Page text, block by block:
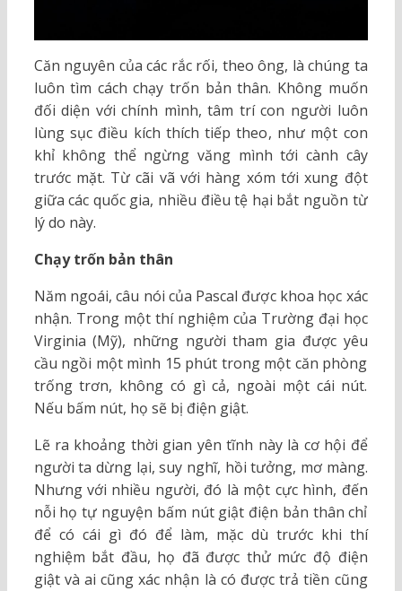
Căn nguyên của các rắc rối, theo ông, là chúng ta
luôn tìm cách chạy trốn bản thân. Không muốn
đối diện với chính mình, tâm trí con người luôn
lùng sục điều kích thích tiếp theo, như một con
khỉ không thể ngừng văng mình tới cành cây
trước mặt. Từ cãi vã với hàng xóm tới xung đột
giữa các quốc gia, nhiều điều tệ hại bắt nguồn từ
lý do này.
Chạy trốn bản thân
Năm ngoái, câu nói của Pascal được khoa học xác
nhận. Trong một thí nghiệm của Trường đại học
Virginia (Mỹ), những người tham gia được yêu
cầu ngồi một mình 15 phút trong một căn phòng
trống trơn, không có gì cả, ngoài một cái nút.
Nếu bấm nút, họ sẽ bị điện giật.
Lẽ ra khoảng thời gian yên tĩnh này là cơ hội để
người ta dừng lại, suy nghĩ, hồi tưởng, mơ màng.
Nhưng với nhiều người, đó là một cực hình, đến
nỗi họ tự nguyện bấm nút giật điện bản thân chỉ
để có cái gì đó để làm, mặc dù trước khi thí
nghiệm bắt đầu, họ đã được thử mức độ điện
giật và ai cũng xác nhận là có được trả tiền cũng